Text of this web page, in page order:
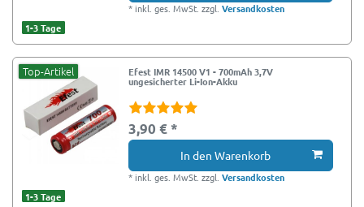
* inkl. ges. MwSt. zzgl.Versandkosten
1-3 Tage
Top-Artikel Efest IMR 14500 V1 - 700mAh 3,7V
ungesicherter Li-Ion-Akku
3,90 € *
In den Warenkorb
* inkl. ges. MwSt. zzgl.Versandkosten
1-3 Tage